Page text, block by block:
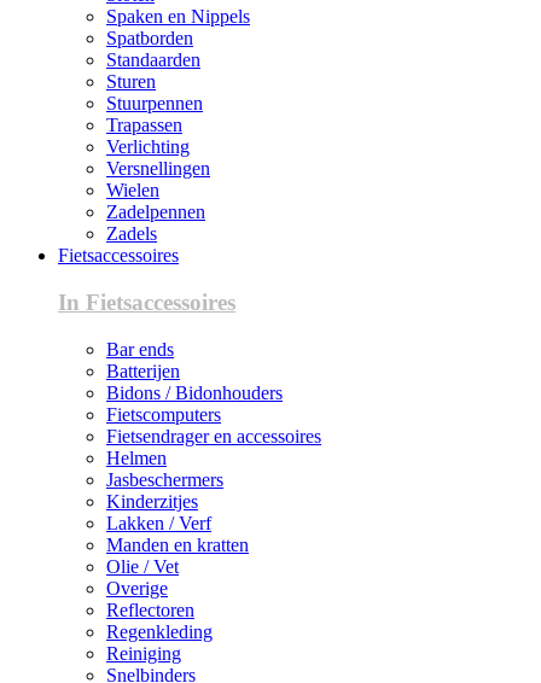
Spaken en Nippels
Spatborden
Standaarden
Sturen
Stuurpennen
Trapassen
Verlichting
Versnellingen
Wielen
Zadelpennen
Zadels
Fietsaccessoires
In Fietsaccessoires
Bar ends
Batterijen
Bidons / Bidonhouders
Fietscomputers
Fietsendrager en accessoires
Helmen
Jasbeschermers
Kinderzitjes
Lakken / Verf
Manden en kratten
Olie / Vet
Overige
Reflectoren
Regenkleding
Reiniging
Snelbinders